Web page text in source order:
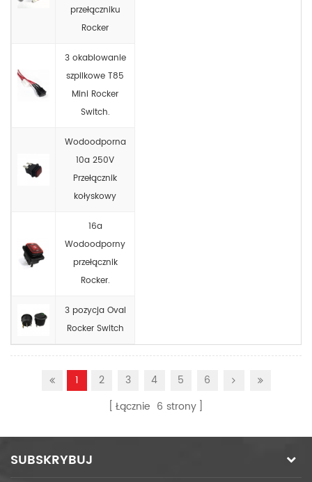
przełączniku
Rocker
3 okablowanie
szpilkowe T85
Mini Rocker
Switch.
Wodoodporna
10a 250V
Przełącznik
kołyskowy
16a
Wodoodporny
przełącznik
Rocker.
3 pozycja Oval
Rocker Switch
1 2 3 4 5
6
Łącznie 6 strony
SUBSKRYBUJ